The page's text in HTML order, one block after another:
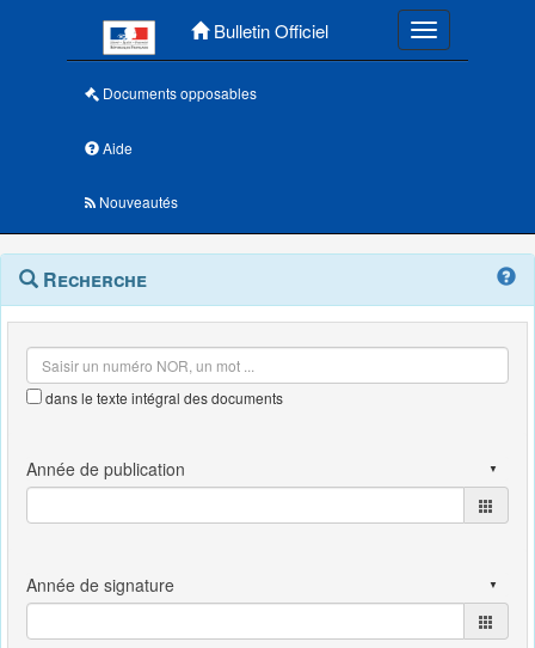
Bulletin Officiel Toggle
Documents opposables
Aide
Nouveautés
Navigation
outils
Menu
contextuel
Recherche
dans le texte intégral des documents